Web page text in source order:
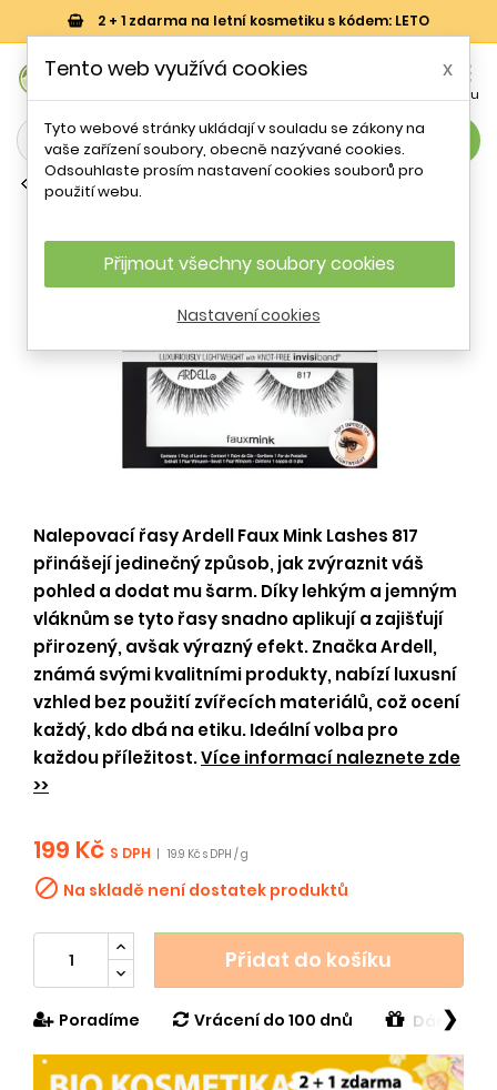
2 + 1 zdarma na letní kosmetiku s kódem: LETO

Menu
search
Séra na řasy a obočí
Nalepovací řasy Ardell Faux Mink Lashes 817
přinášejí jedinečný způsob, jak zvýraznit váš
pohled a dodat mu šarm. Díky lehkým a jemným
vláknům se tyto řasy snadno aplikují a zajišťují
přirozený, avšak výrazný efekt. Značka Ardell,
známá svými kvalitními produkty, nabízí luxusní
vzhled bez použití zvířecích materiálů, což ocení
každý, kdo dbá na etiku. Ideální volba pro
každou příležitost.Více informací naleznete zde
>>
199 Kč S DPH 19.9 Kč s DPH / g
 Na skladě není dostatek produktů
Přidat do košíku
Poradíme Vrácení do 100 dnů Dárek v
❯
Tento web využívá cookies x
Tyto webové stránky ukládají v souladu se zákony na
vaše zařízení soubory, obecně nazývané cookies.
Odsouhlaste prosím nastavení cookies souborů pro
použití webu.
Přijmout všechny soubory cookies
Nastavení cookies